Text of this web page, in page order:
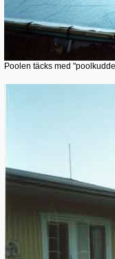
Poolen täcks med